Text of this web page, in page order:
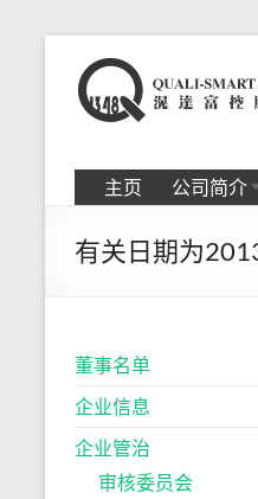
content
滉
达
富
控
股
限
公
司
主页
公司简介
有关日期为
董事名单
企业信息
企业管治
审核委员会